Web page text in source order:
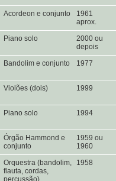
Acordeon e conjunto
1961
aprox.
Piano solo
2000 ou
depois
Bandolim e conjunto 1977
Violões (dois) 1999
Piano solo 1994
Órgão Hammond e
conjunto
1959 ou
1960
Orquestra (bandolim,
flauta, cordas,
1958